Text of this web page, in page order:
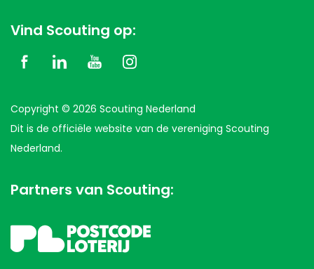
Vind Scouting op:
Copyright © 2026 Scouting Nederland
Dit is de officiële website van de vereniging Scouting
Nederland.
Partners van Scouting: